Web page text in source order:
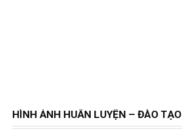
HÌNH ẢNH HUẤN LUYỆN – ĐÀO TẠO